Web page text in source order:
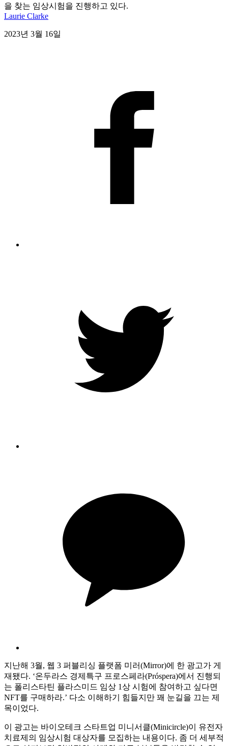
을 찾는 임상시험을 진행하고 있다.
Laurie Clarke
2023년 3월 16일
지난해 3월, 웹 3 퍼블리싱 플랫폼 미러(Mirror)에 한 광고가 게
재됐다. ‘온두라스 경제특구 프로스페라(Próspera)에서 진행되
는 폴리스타틴 플라스미드 임상 1상 시험에 참여하고 싶다면
NFT를 구매하라.’ 다소 이해하기 힘들지만 꽤 눈길을 끄는 제
목이었다.
이 광고는 바이오테크 스타트업 미니서클(Minicircle)이 유전자
치료제의 임상시험 대상자를 모집하는 내용이다. 좀 더 세부적